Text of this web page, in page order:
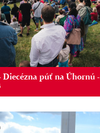
Diecézna púť na Úhornú -